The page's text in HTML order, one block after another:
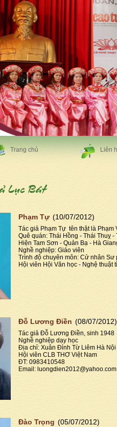
Trang chủ Liên
Phạm Tự (10/07/2012)
Tác giả Phạm Tự tên thật là Phạm
Quê quán: Thái Hồng - Thái Thuỵ -
Hiện Tam Sơn - Quản Bạ - Hà
Nghề nghiệp: Giáo viên
Trình độ chuyên môn: Cử nhân Sư
Hội viên Hội Văn học - Nghệ thuật
Đỗ Lương Điền (08/07/2012)
Tác giả Đỗ Lương Điền, sinh 1948
Nghề nghiệp dạy học
Địa chỉ: Xuân Đỉnh Từ Liêm Hà Nội
Hội viên CLB THƠ Việt Nam
ĐT: 0983410548
Email: luongdien2012@yahoo.com
Đào Trọng (05/07/2012)